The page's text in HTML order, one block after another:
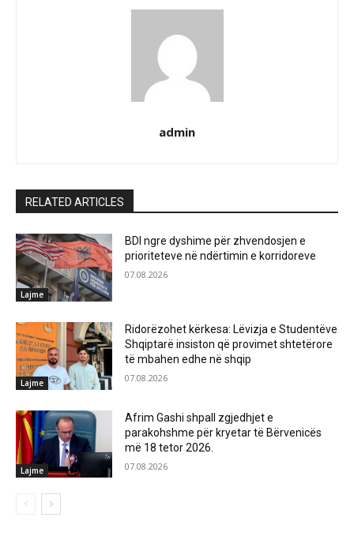
admin
RELATED ARTICLES
Lajme
BDI ngre dyshime për zhvendosjen e
prioriteteve në ndërtimin e korridoreve
07.08.2026
Lajme
Ridorëzohet kërkesa: Lëvizja e Studentëve
Shqiptarë insiston që provimet shtetërore
të mbahen edhe në shqip
07.08.2026
Lajme
Afrim Gashi shpall zgjedhjet e
parakohshme për kryetar të Bërvenicës
më 18 tetor 2026.
07.08.2026